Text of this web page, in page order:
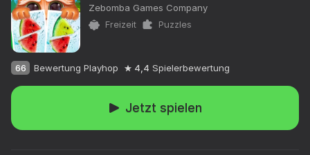
Zebomba Games Company
Freizeit
Puzzles
66 Bewertung Playhop 4,4 Spielerbewertung
Jetzt spielen